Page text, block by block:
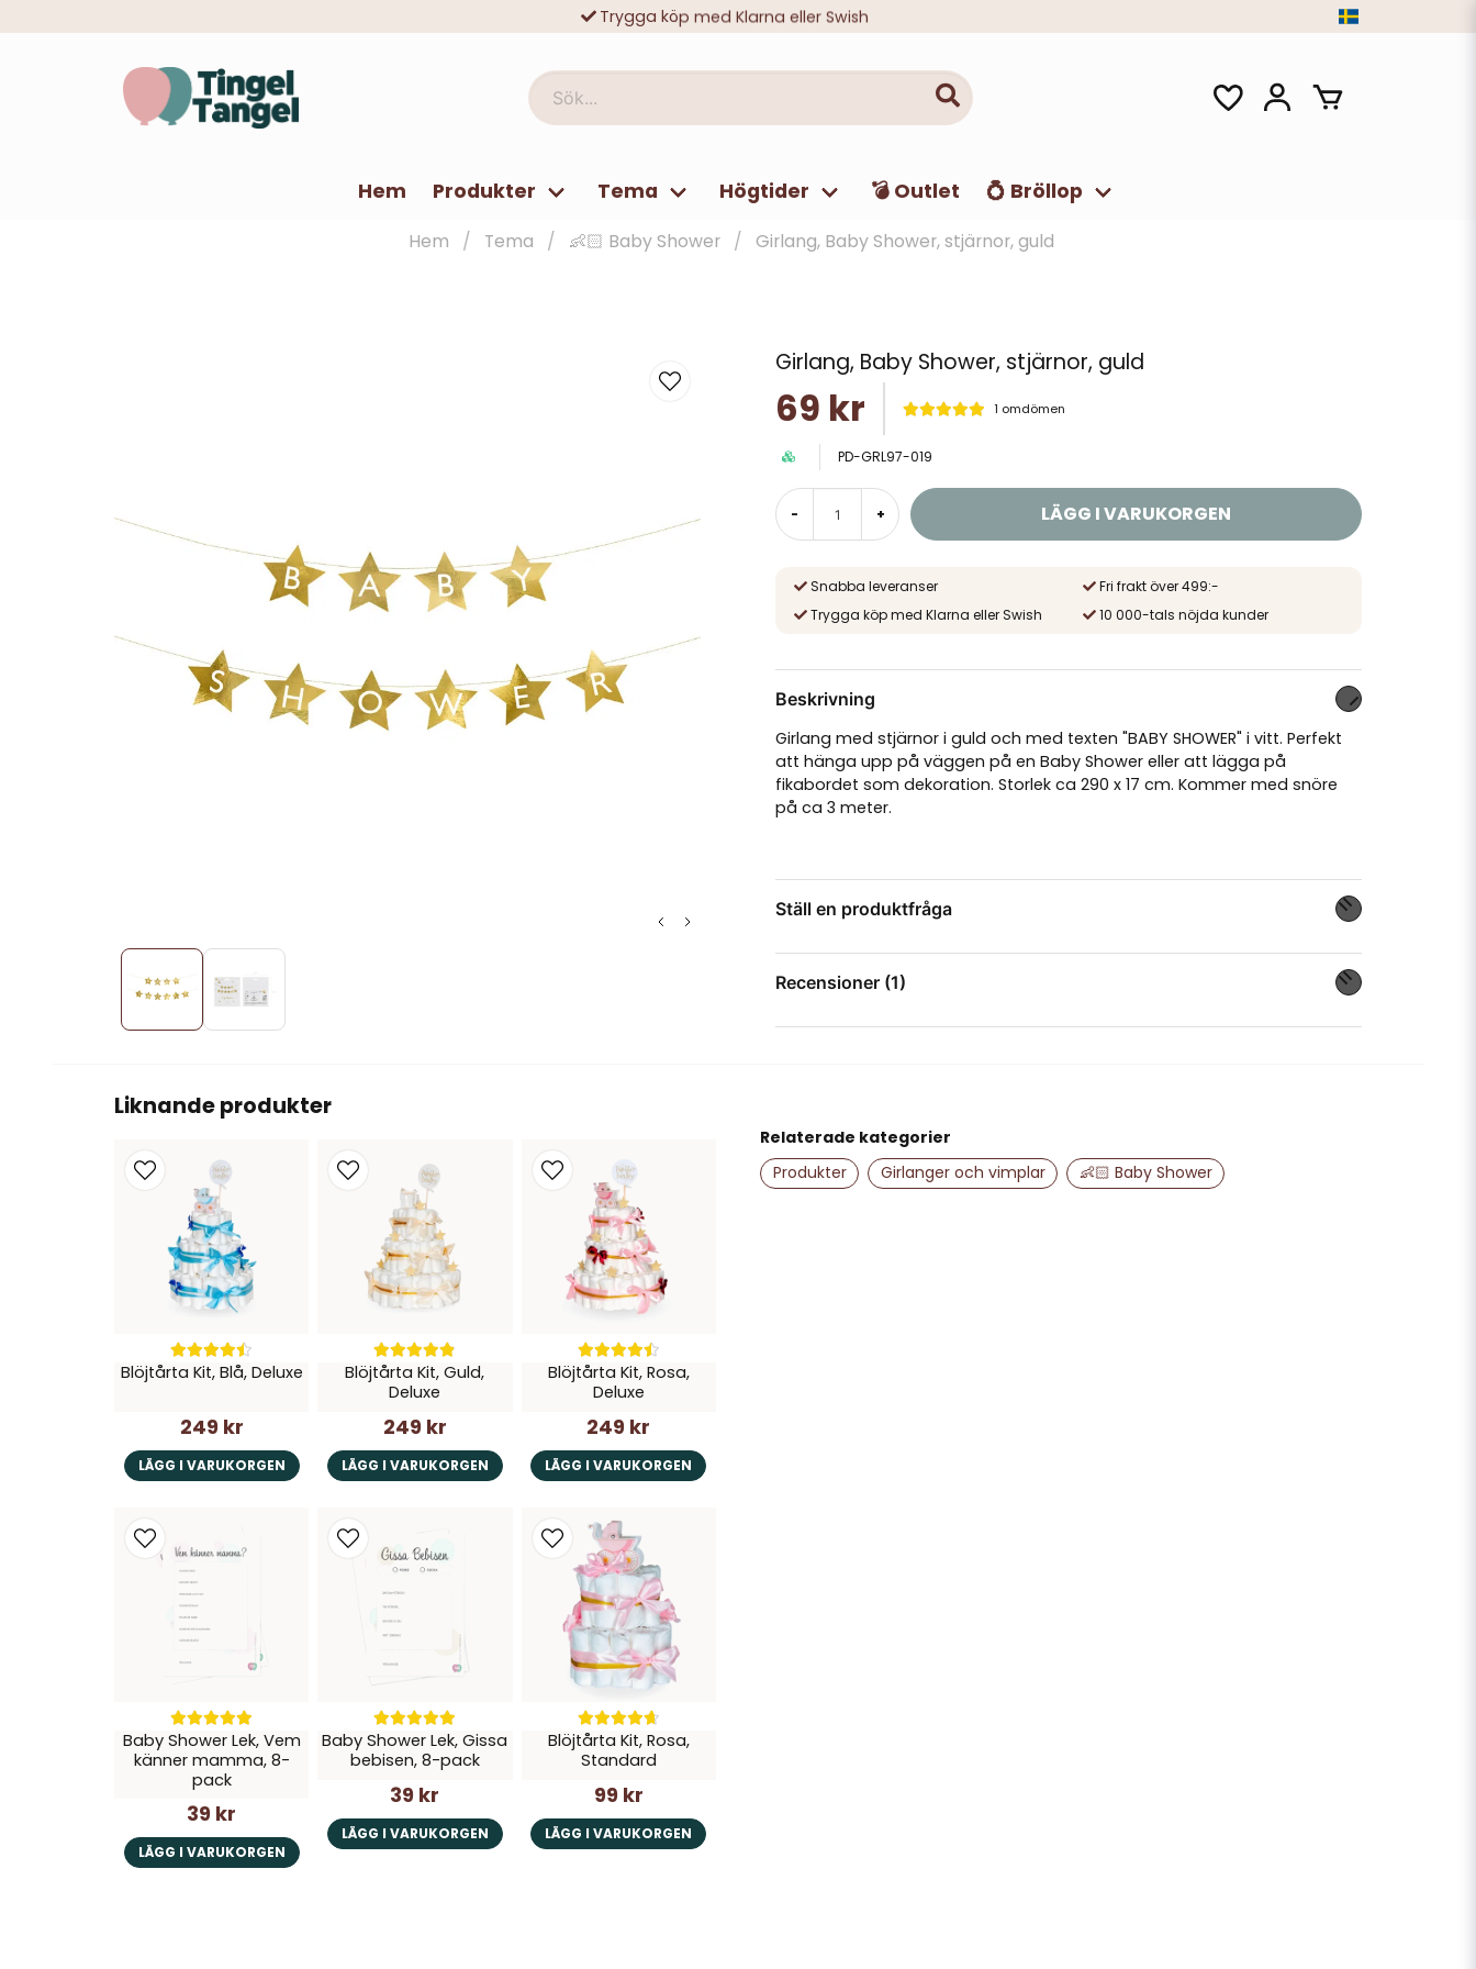
Trygga köp med Klarna eller Swish
Sök...
Hem Produkter Tema Högtider 💣 Outlet 💍 Bröllop
Hem Tema 👶🏻 Baby Shower Girlang, Baby Shower, stjärnor, guld
Girlang, Baby Shower, stjärnor, guld
69 kr 1 omdömen
PD-GRL97-019
- + LÄGG I VARUKORGEN
Snabba leveranser
Fri frakt över 499:-
Trygga köp med Klarna eller Swish
10 000-tals nöjda kunder
Beskrivning
Girlang med stjärnor i guld och med texten "BABY SHOWER" i vitt. Perfekt
att hänga upp på väggen på en Baby Shower eller att lägga på
fikabordet som dekoration. Storlek ca 290 x 17 cm. Kommer med snöre
på ca 3 meter.
Ställ en produktfråga
Fråga oss något om denna produkten...
Ja, ni får publicera min fråga
Recensioner (1)
Liknande produkter
Blöjtårta Kit, Blå, Deluxe
249 kr
LÄGG I VARUKORGEN
Blöjtårta Kit, Guld,
Deluxe
249 kr
LÄGG I VARUKORGEN
Blöjtårta Kit, Rosa,
Deluxe
249 kr
LÄGG I VARUKORGEN
Baby Shower Lek, Vem
känner mamma, 8-
pack
39 kr
LÄGG I VARUKORGEN
Baby Shower Lek, Gissa
bebisen, 8-pack
39 kr
LÄGG I VARUKORGEN
Blöjtårta Kit, Rosa,
Standard
99 kr
LÄGG I VARUKORGEN
Relaterade kategorier
Produkter
Girlanger och vimplar 👶🏻 Baby Shower